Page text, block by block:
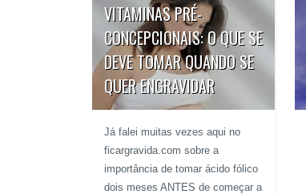
VITAMINAS PRÉ-
CONCEPCIONAIS: O QUE SE
DEVE TOMAR QUANDO SE
QUER ENGRAVIDAR
Já falei muitas vezes aqui no
ficargravida.com sobre a
importância de tomar ácido fólico
dois meses ANTES de começar a